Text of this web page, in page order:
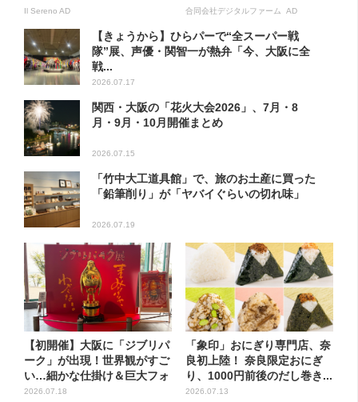
Il Sereno AD 合同会社デジタルファーム AD
【きょうから】ひらパーで“全スーパー戦
隊”展、声優・関智一が熱弁「今、大阪に全
戦...
2026.07.17
関西・大阪の「花火大会2026」、7月・8
月・9月・10月開催まとめ
2026.07.15
「竹中大工道具館」で、旅のお土産に買った
「鉛筆削り」が「ヤバイぐらいの切れ味」
2026.07.19
【初開催】大阪に「ジブリパ
ーク」が出現！世界観がすご
い…細かな仕掛け＆巨大フォ
ト...
2026.07.18
「象印」おにぎり専門店、奈
良初上陸！ 奈良限定おにぎ
り、1000円前後のだし巻き...
2026.07.13